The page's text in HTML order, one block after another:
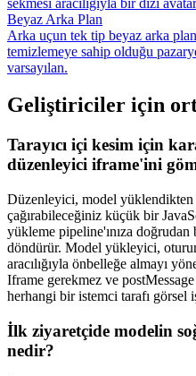
Beyaz Arka Plan
Arka uçun tek tip beyaz arka
temizlemeye sahip olduğu
varsayılan.
Geliştiriciler için
Tarayıcı içi kesim için
düzenleyici iframe'ini
Düzenleyici, model yüklendikten
çağırabileceğiniz küçük bir
yükleme pipeline'ınıza
döndürür. Model yükleyici,
aracılığıyla önbelleğe almayı
Iframe gerekmez ve
herhangi bir istemci tarafı görsel
İlk ziyaretçide modelin
nedir?